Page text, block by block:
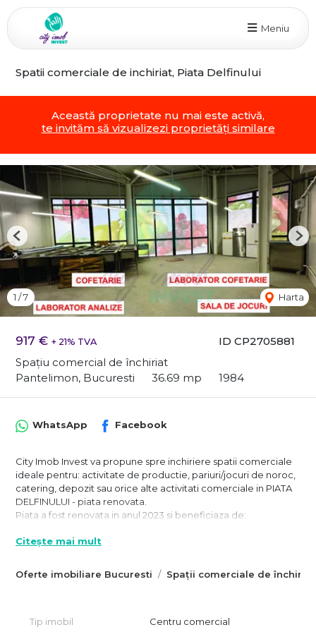
Meniu
Spatii comerciale de inchiriat, Piata Delfinului
Această proprietate nu mai este activă,
te invităm să vizualizezi proprietăți similare
ID CP2705881
917 € + 21% TVA
Spațiu comercial de închiriat
Pantelimon, Bucuresti
36.69 mp 1984
1 /7 Harta
Previous
Oferte imobiliare Bucuresti Spații comerciale de
WhatsApp Facebook
City Imob Invest va propune spre inchiriere spatii comerciale
ideale pentru: activitate de productie, pariuri/jocuri de noroc,
catering, depozit sau orice alte activitati comerciale in PIATA
DELFINULUI - piata renovata.
Piata a fost renovata in anul 2023 si beneficiaza de:
- AC;
exterior;
- spatii care sunt in interiorul pietei;
Spatiile sunt cuprinse cu suprafete intre 13.44 mp si 77.47 mp,
Citește mai mult
Tip imobil Centru comercial